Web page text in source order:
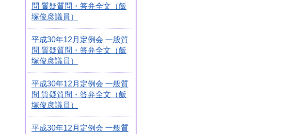
問 質疑質問・答弁全文（飯
塚俊彦議員）
平成30年12月定例会 一般質
問 質疑質問・答弁全文（飯
塚俊彦議員）
平成30年12月定例会 一般質
問 質疑質問・答弁全文（飯
塚俊彦議員）
平成30年12月定例会 一般質